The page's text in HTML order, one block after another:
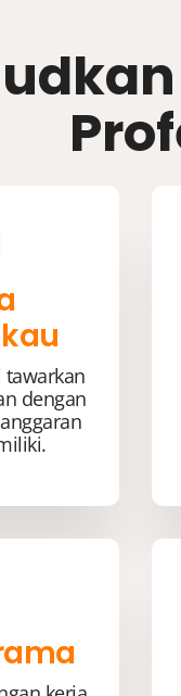
tawarkan
dengan